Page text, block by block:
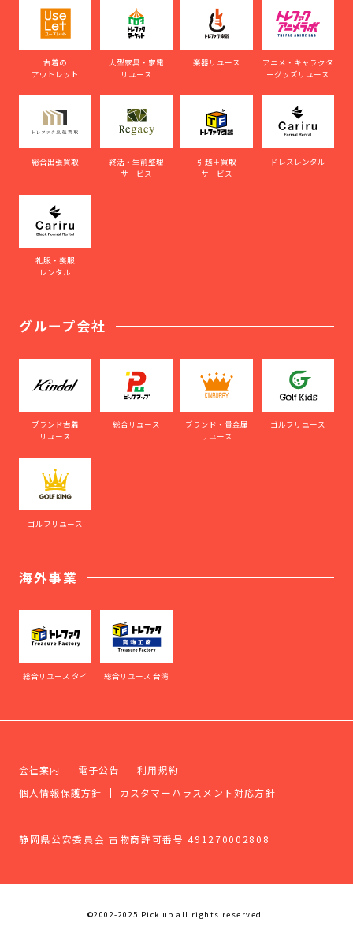
古着の
アウトレット
大型家具・家電
リユース
楽器リユース
アニメ・キャラクタ
ーグッズリユース
総合出張買取
終活・生前整理
サービス
引越＋買取
サービス
ドレスレンタル
礼服・喪服
レンタル
グループ会社
ブランド古着
リユース
総合リユース
ブランド・貴金属
リユース
ゴルフリユース
ゴルフリユース
海外事業
総合リユース タイ 総合リユース 台湾
会社案内 電子公告
利用規約
個人情報保護方針
カスタマーハラスメント対応方針
静岡県公安委員会 古物商許可番号 491270002808
©2002-2025 Pick up all rights reserved.